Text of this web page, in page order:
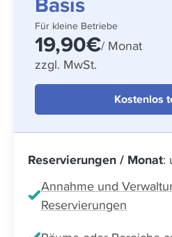
Für kleine Betriebe
19,90€/ Monat
zzgl. MwSt.
Kostenlos
Reservierungen / Monat:
Annahme und
Reservierungen